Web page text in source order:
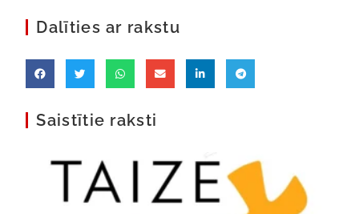
Dalīties ar rakstu
Saistītie raksti